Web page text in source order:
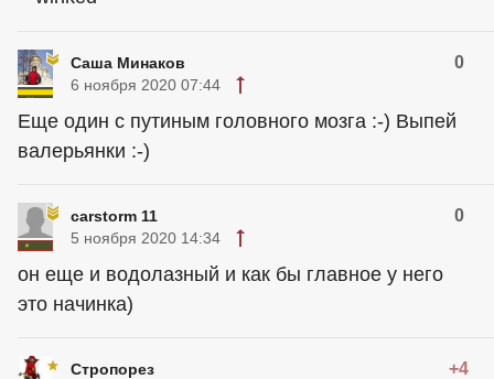
Саша Минаков 0
6 ноября 2020 07:44
Еще один с путиным головного мозга :-) Выпей
валерьянки :-)
carstorm 11 0
5 ноября 2020 14:34
он еще и водолазный и как бы главное у него
это начинка)
Стропорез +4